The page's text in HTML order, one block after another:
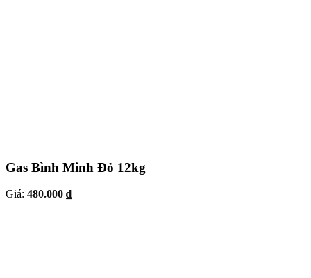
Gas Bình Minh Đỏ 12kg
Giá: 480.000 ₫